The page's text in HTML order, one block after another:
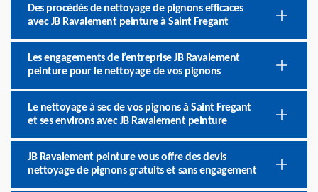
Des procédés de nettoyage de pignons efficaces
avec JB Ravalement peinture à Saint Fregant
Les engagements de l’entreprise JB Ravalement
peinture pour le nettoyage de vos pignons
Le nettoyage à sec de vos pignons à Saint Fregant
et ses environs avec JB Ravalement peinture
JB Ravalement peinture vous offre des devis
nettoyage de pignons gratuits et sans engagement